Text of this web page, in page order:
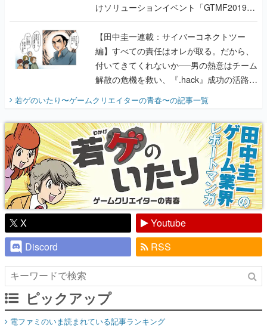
けソリューションイベント「GTMF2019」
に行って、より理解を深めよう【PR】
【田中圭一連載：サイバーコネクトツー
編】すべての責任はオレが取る。だから、
付いてきてくれないか──男の熱意はチーム
解散の危機を救い、『.hack』成功の活路を
開く。業界の快男児・松山 洋に流れる血は
『少年ジャンプ』色だった【若ゲのいた
り】
若ゲのいたり〜ゲームクリエイターの青春〜の記事一覧
X
Youtube
Discord
RSS
ピックアップ
電ファミのいま読まれている記事ランキング